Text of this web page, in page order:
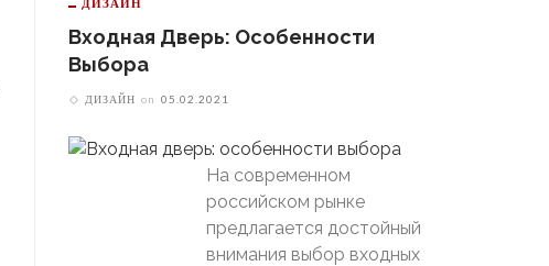
Входная Дверь: Особенности
Выбора
ДИЗАЙН on 05.02.2021
На современном
российском рынке
предлагается достойный
внимания выбор входных